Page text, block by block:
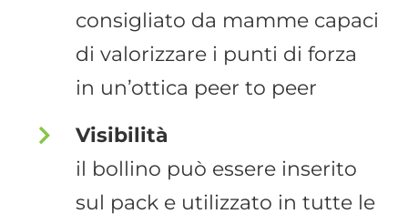
consigliato da mamme capaci
di valorizzare i punti di forza
in un’ottica peer to peer
Visibilità
il bollino può essere inserito
sul pack e utilizzato in tutte le